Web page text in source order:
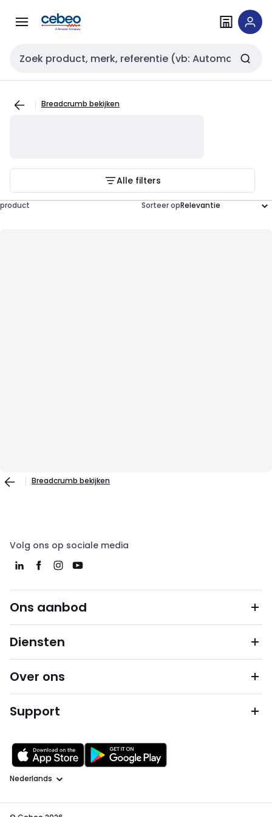
naar
naar
Zoekveld invoer
Breadcrumb bekijken
Alle filters
product Sorteer op
Breadcrumb bekijken
Volg ons op sociale media
Ons aanbod
Diensten
Over ons
Support
Taal